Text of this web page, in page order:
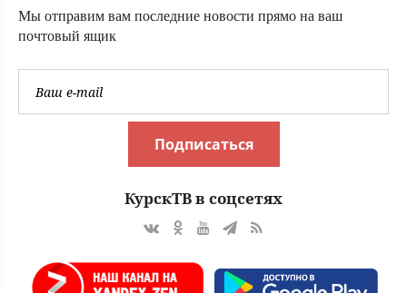
Мы отправим вам последние новости прямо на ваш
почтовый ящик
Подписаться
КурскТВ в соцсетях